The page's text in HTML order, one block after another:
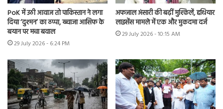
PoK में उठी आवाज तो पाकिस्तान ने लगा
दिया ‘दुश्मन’ का ठप्पा, ख्वाजा आसिफ के
बयान पर मचा बवाल
29 July 2026 - 6:24 PM
अफजाल अंसारी की बढ़ीं मुश्किलें, हथियार
लाइसेंस मामले में एक और मुकदमा दर्ज
29 July 2026 - 10:15 AM